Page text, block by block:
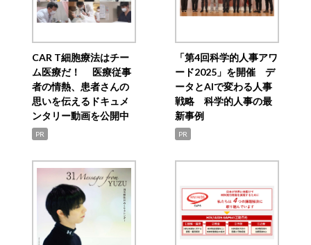
CAR T細胞療法はチー
ム医療だ！ 医療従事
者の情熱、患者さんの
思いを伝えるドキュメ
ンタリー動画を公開中
PR
「第4回科学的人事アワ
ード2025」を開催 デ
ータとAIで変わる人事
戦略 科学的人事の最
新事例
PR